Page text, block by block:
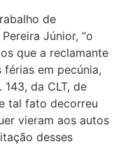
de
Júnior, “o
que a reclamante
em pecúnia,
da CLT, de
tal fato decorreu
vieram aos autos
desses